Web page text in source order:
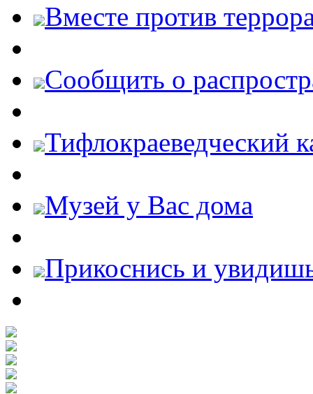
Вместе против
Cообщить о
Тифлокраеведческий
Музей у Вас дома
Прикоснись и